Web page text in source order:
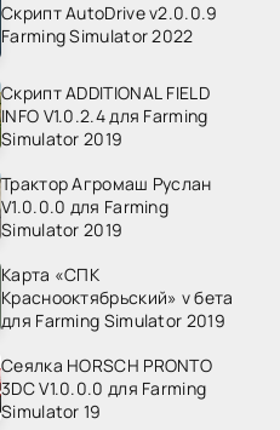
Скрипт AutoDrive v2.0.0.9
Farming Simulator 2022
Скрипт ADDITIONAL FIELD
INFO V1.0.2.4 для Farming
Simulator 2019
Трактор Агромаш Руслан
V1.0.0.0 для Farming
Simulator 2019
Карта «СПК
Краснооктябрьский» v бета
для Farming Simulator 2019
Сеялка HORSCH PRONTO
3DC V1.0.0.0 для Farming
Simulator 19